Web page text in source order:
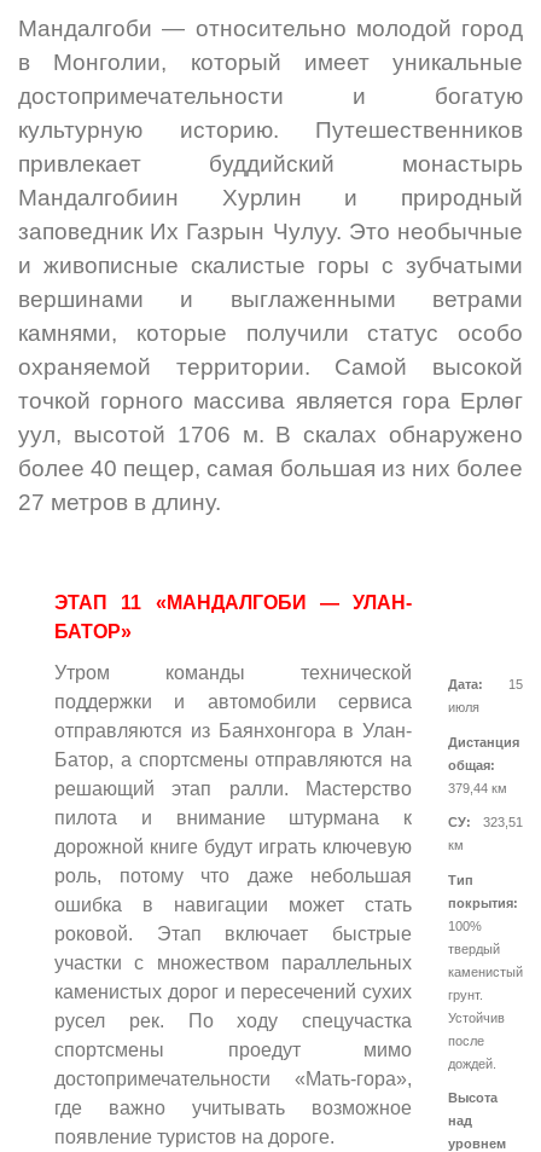
Мандалгоби — относительно молодой город
в Монголии, который имеет уникальные
достопримечательности и богатую
культурную историю. Путешественников
привлекает буддийский монастырь
Мандалгобиин Хурлин и природный
заповедник Их Газрын Чулуу. Это необычные
и живописные скалистые горы с зубчатыми
вершинами и выглаженными ветрами
камнями, которые получили статус особо
охраняемой территории. Самой высокой
точкой горного массива является гора Ерлөг
уул, высотой 1706 м. В скалах обнаружено
более 40 пещер, самая большая из них более
27 метров в длину.
ЭТАП 11 «МАНДАЛГОБИ — УЛАН-
БАТОР»
Утром команды технической
поддержки и автомобили сервиса
отправляются из Баянхонгора в Улан-
Батор, а спортсмены отправляются на
решающий этап ралли. Мастерство
пилота и внимание штурмана к
дорожной книге будут играть ключевую
роль, потому что даже небольшая
ошибка в навигации может стать
роковой. Этап включает быстрые
участки с множеством параллельных
каменистых дорог и пересечений сухих
русел рек. По ходу спецучастка
спортсмены проедут мимо
достопримечательности «Мать-гора»,
где важно учитывать возможное
появление туристов на дороге.
Дата: 15
июля
Дистанция
общая:
379,44 км
СУ: 323,51
км
Тип
покрытия:
100%
твердый
каменистый
грунт.
Устойчив
после
дождей.
Высота
над
уровнем